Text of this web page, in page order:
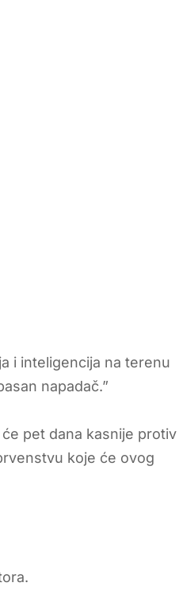
i inteligencija na terenu
napadač.”
pet dana kasnije protiv
koje će ovog